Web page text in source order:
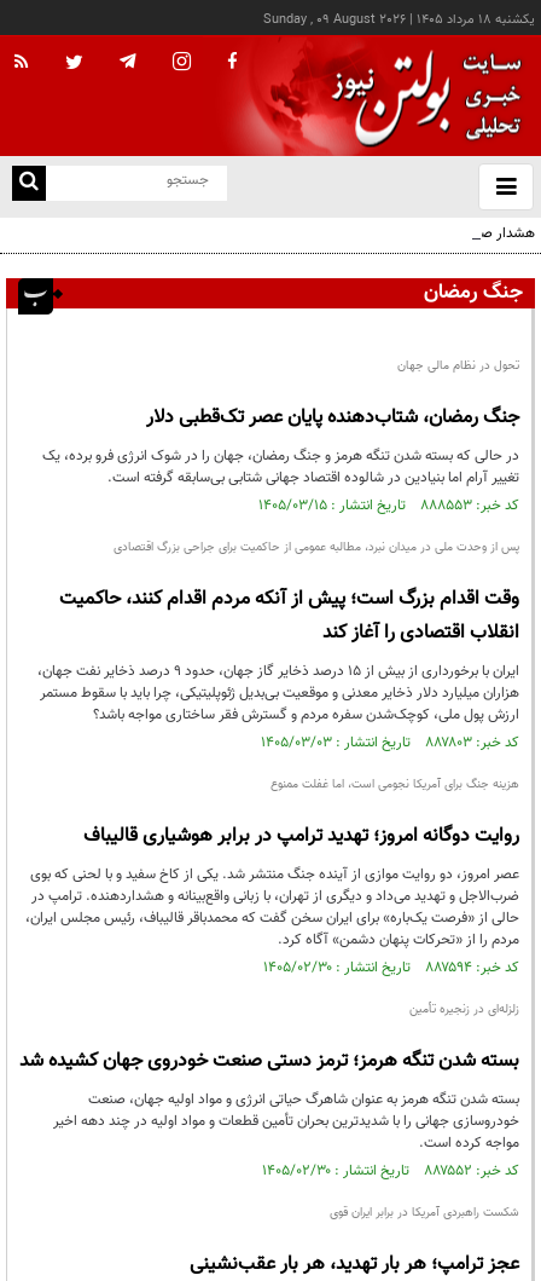
يکشنبه ۱۸ مرداد ۱۴۰۵ |
Sunday , 09 August 2026
باز
و
هشدار صنعا به عربستان: وقت تلف نکنید
جنگ رمضان
تحول در نظام مالی جهان
جنگ رمضان، شتاب‌دهنده پایان عصر تک‌قطبی دلار
در حالی که بسته شدن تنگه هرمز و جنگ رمضان، جهان را در شوک انرژی فرو برده، یک
تغییر آرام اما بنیادین در شالوده اقتصاد جهانی شتابی بی‌سابقه گرفته است.
کد خبر: ۸۸۸۵۵۳ تاریخ انتشار : ۱۴۰۵/۰۳/۱۵
پس از وحدت ملی در میدان نبرد، مطالبه عمومی از حاکمیت برای جراحی بزرگ اقتصادی
وقت اقدام بزرگ است؛ پیش از آنکه مردم اقدام کنند، حاکمیت
انقلاب اقتصادی را آغاز کند
ایران با برخورداری از بیش از ۱۵ درصد ذخایر گاز جهان، حدود ۹ درصد ذخایر نفت جهان،
هزاران میلیارد دلار ذخایر معدنی و موقعیت بی‌بدیل ژئوپلیتیکی، چرا باید با سقوط مستمر
ارزش پول ملی، کوچک‌شدن سفره مردم و گسترش فقر ساختاری مواجه باشد؟
کد خبر: ۸۸۷۸۰۳ تاریخ انتشار : ۱۴۰۵/۰۳/۰۳
هزینه جنگ برای آمریکا نجومی است، اما غفلت ممنوع
روایت دوگانه امروز؛ تهدید ترامپ در برابر هوشیاری قالیباف
عصر امروز، دو روایت موازی از آینده جنگ منتشر شد. یکی از کاخ سفید و با لحنی که بوی
ضرب‌الاجل و تهدید می‌داد و دیگری از تهران، با زبانی واقع‌بینانه و هشداردهنده. ترامپ در
حالی از «فرصت یک‌باره» برای ایران سخن گفت که محمدباقر قالیباف، رئیس مجلس ایران،
مردم را از «تحرکات پنهان دشمن» آگاه کرد.
کد خبر: ۸۸۷۵۹۴ تاریخ انتشار : ۱۴۰۵/۰۲/۳۰
زلزله‌ای در زنجیره تأمین
بسته شدن تنگه هرمز؛ ترمز دستی صنعت خودروی جهان کشیده شد
بسته شدن تنگه هرمز به عنوان شاهرگ حیاتی انرژی و مواد اولیه جهان، صنعت
خودروسازی جهانی را با شدیدترین بحران تأمین قطعات و مواد اولیه در چند دهه اخیر
مواجه کرده است.
کد خبر: ۸۸۷۵۵۲ تاریخ انتشار : ۱۴۰۵/۰۲/۳۰
شکست راهبردی آمریکا در برابر ایران قوی
عجز ترامپ؛ هر بار تهدید، هر بار عقب‌نشینی